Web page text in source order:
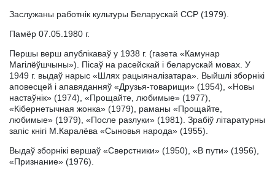
Заслужаны работнік культуры Беларускай ССР (1979).
Памёр 07.05.1980 г.
Першы верш апублікаваў у 1938 г. (газета «Камунар
Магілёўшчыны»). Пісаў на расейскай і беларускай мовах. У
1949 г. выдаў нарыс «Шлях рацыяналізатара». Выйшлі зборнікі
аповесцей і апавяданняў «Друзья-товарищи» (1954), «Новы
настаўнік» (1974), «Прощайте, любимые» (1977),
«Кібернетычная жонка» (1979), раманы «Прощайте,
любимые» (1979), «После разлуки» (1981). Зрабіў літаратурны
запіс кнігі М.Каралёва «Сыновья народа» (1955).
Выдаў зборнікі вершаў «Сверстники» (1950), «В пути» (1956),
«Признание» (1976).